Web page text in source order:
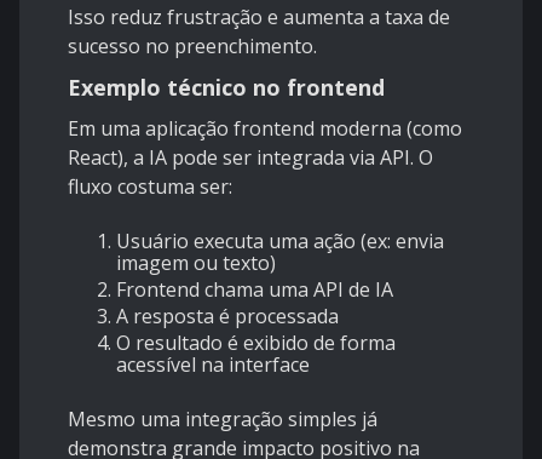
Isso reduz frustração e aumenta a taxa de
sucesso no preenchimento.
Exemplo técnico no frontend
Em uma aplicação frontend moderna (como
React), a IA pode ser integrada via API. O
fluxo costuma ser:
Usuário executa uma ação (ex: envia
imagem ou texto)
Frontend chama uma API de IA
A resposta é processada
O resultado é exibido de forma
acessível na interface
Mesmo uma integração simples já
demonstra grande impacto positivo na